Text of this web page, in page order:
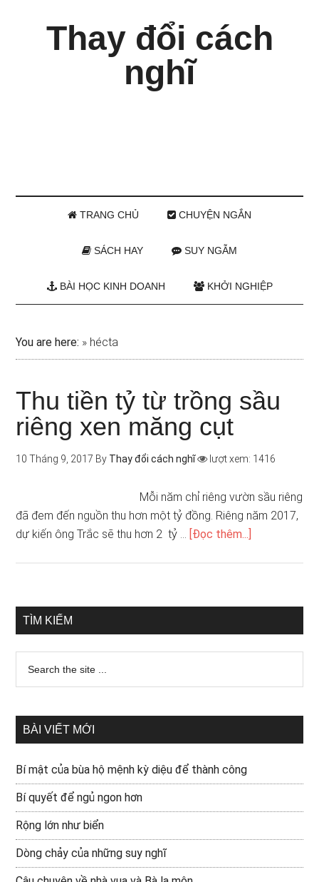
Thay đổi cách
nghĩ
TRANG CHỦ CHUYỆN NGẮN
SÁCH HAY SUY NGẪM
BÀI HỌC KINH DOANH KHỞI NGHIỆP
You are here: » hécta
Thu tiền tỷ từ trồng sầu
riêng xen măng cụt
10 Tháng 9, 2017 By Thay đổi cách nghĩ lượt xem: 1416
Mỗi năm chỉ riêng vườn sầu riêng
đã đem đến nguồn thu hơn một tỷ đồng. Riêng năm 2017,
dự kiến ông Trắc sẽ thu hơn 2 tỷ … [Đọc thêm...]
TÌM KIẾM
BÀI VIẾT MỚI
Bí mật của bùa hộ mệnh kỳ diệu để thành công
Bí quyết để ngủ ngon hơn
Rộng lớn như biển
Dòng chảy của những suy nghĩ